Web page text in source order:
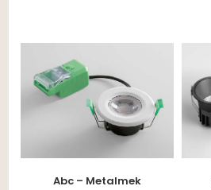
Abc – Metalmek